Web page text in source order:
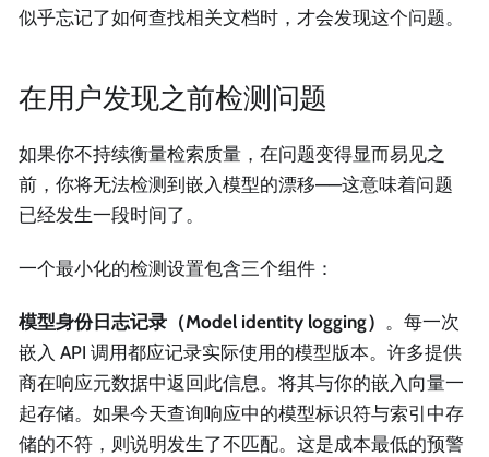
似乎忘记了如何查找相关文档时，才会发现这个问题。
在用户发现之前检测问题
如果你不持续衡量检索质量，在问题变得显而易见之
前，你将无法检测到嵌入模型的漂移——这意味着问题
已经发生一段时间了。
一个最小化的检测设置包含三个组件：
模型身份日志记录（Model identity logging） 。每一次
嵌入 API 调用都应记录实际使用的模型版本。许多提供
商在响应元数据中返回此信息。将其与你的嵌入向量一
起存储。如果今天查询响应中的模型标识符与索引中存
储的不符，则说明发生了不匹配。这是成本最低的预警